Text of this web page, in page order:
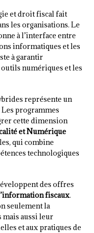
et droit fiscal fait
les organisations. Le
à l’interface entre
informatiques et les
à garantir
numériques et les
représente un
programmes
cette dimension
et Numérique
qui combine
technologiques
des offres
fiscaux.
seulement la
aussi leur
et aux pratiques de